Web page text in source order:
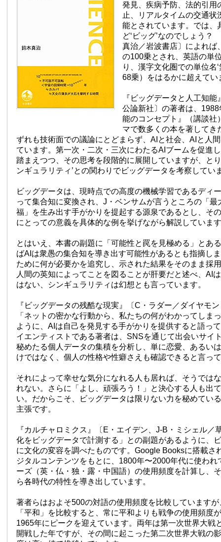
発見、疾病予防、法的引用
止、リアルタイムの交通状
能とされています。では、
ど‘ビッグ’なのでしょう
真治／岩波書店〕によれば
の100乗とされ、英語の単
り、漢字文化圏での単位名
68乗）をはるかに超えてい
『ビッグデータと人工知
公論新社〕の著者は、
能のコンセプト』（講談社
マで数多くの本を著してき
ずれも技術面での議論にとどまらず、AIと社会、AIと人
ています。第一次・二次・三次にわたるAIブームを促進
踏まえつつ、その思考を段階的に展開していますが、と
ンギュラリティ’との関わりでビッグデータを考察してい
ビッグデータは、現時点での高度の機械学習であるディ
って集合知に変換され、J・ベンサムが言うところの「最
福」を生み出す手がかりを提起する源泉であるとし、そ
にとっての意義を具体的な例を挙げながら解説していま
とはいえ、本書の副題に「可能性と罠を見極める」とあ
ばAIは衆愚の集合知を導き出す可能性があるとも指摘し
ために何が必要かを追究し、示された結果をそのまま採
人間の英知によってことを図ることが肝要だと述べ、AI
はない、シンギュラリティは幻想とも言っています。
『ビッグデータの残酷な現実』〔C・ラダー／ダイヤモ
「ネットの密かな行動から、私たちの何がわかってしま
ように、AIは自己を発見する手がかりを提供すると語っ
イエンティストである著者は、SNSを通じて出会いサイ
秘めたる個人データの集積を分析し、単に恋愛、あるい
けではなく、個人の性格や性癖さえも確認できると言っ
それによって幸せな気分になれる人も居れば、そうでは
れない。さらに「よし、頑張ろう！」と決心する人も出
い。だからこそ、ビッグデータは限りない力を秘めてい
主張です。
『カルチャロミクス』〔E・エイデン、J-B・ミシェル／
化をビッグデータで計測する」との副題があるように、
に文化の変容を調べたものです。Google Booksに搭載さ
ジタルコンテンツをもとに、1800年〜2000年代に使われ
ーズ（英・仏・独・露・中国語）の使用頻度を計算し、
ら各時代の特性を導き出しています。
著者らはおよそ500の対語の使用頻度を比較しています
「平和」を比較すると、常に平和よりも戦争の使用頻度
1965年にピークを迎えています。両年は第一次世界大戦
開戦した年ですが、その間に起こった第二次世界大戦の